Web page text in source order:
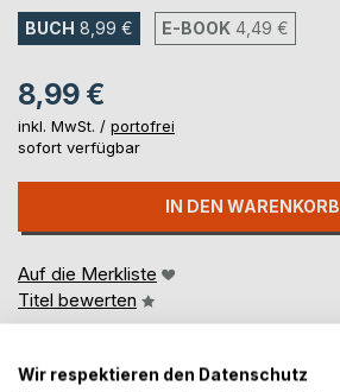
BUCH 8,99 € E-BOOK 4,49 €
8,99 €
inkl. MwSt. / portofrei
sofort verfügbar
IN DEN WARENKORB
Auf die Merkliste
Titel bewerten
Wir respektieren den Datenschutz